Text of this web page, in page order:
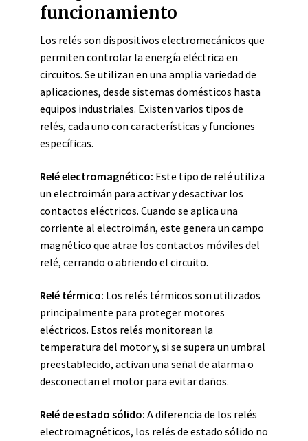
funcionamiento
Los relés son dispositivos electromecánicos que
permiten controlar la energía eléctrica en
circuitos. Se utilizan en una amplia variedad de
aplicaciones, desde sistemas domésticos hasta
equipos industriales. Existen varios tipos de
relés, cada uno con características y funciones
específicas.
Relé electromagnético: Este tipo de relé utiliza
un electroimán para activar y desactivar los
contactos eléctricos. Cuando se aplica una
corriente al electroimán, este genera un campo
magnético que atrae los contactos móviles del
relé, cerrando o abriendo el circuito.
Relé térmico: Los relés térmicos son utilizados
principalmente para proteger motores
eléctricos. Estos relés monitorean la
temperatura del motor y, si se supera un umbral
preestablecido, activan una señal de alarma o
desconectan el motor para evitar daños.
Relé de estado sólido: A diferencia de los relés
electromagnéticos, los relés de estado sólido no